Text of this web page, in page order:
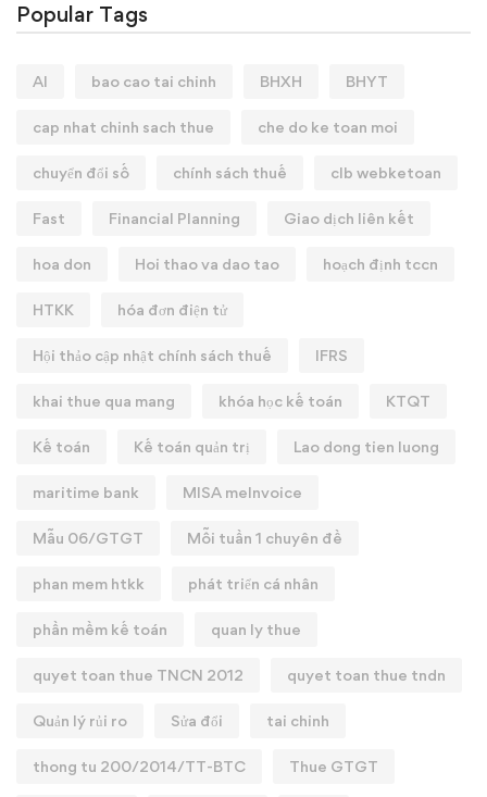
Popular Tags
AI bao cao tai chinh BHXH BHYT
cap nhat chinh sach thue che do ke toan moi
chuyển đổi số chính sách thuế clb webketoan
Fast Financial Planning Giao dịch liên kết
hoa don Hoi thao va dao tao hoạch định tccn
HTKK hóa đơn điện tử
Hội thảo cập nhật chính sách thuế IFRS
khai thue qua mang khóa học kế toán KTQT
Kế toán Kế toán quản trị Lao dong tien luong
maritime bank MISA meInvoice
Mẫu 06/GTGT Mỗi tuần 1 chuyên đề
phan mem htkk phát triển cá nhân
phần mềm kế toán quan ly thue
quyet toan thue TNCN 2012 quyet toan thue tndn
Quản lý rủi ro Sửa đổi tai chinh
thong tu 200/2014/TT-BTC Thue GTGT